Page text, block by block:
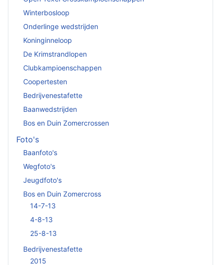
Winterbosloop
Onderlinge wedstrijden
Koninginneloop
De Krimstrandlopen
Clubkampioenschappen
Coopertesten
Bedrijvenestafette
Baanwedstrijden
Bos en Duin Zomercrossen
Foto's
Baanfoto's
Wegfoto's
Jeugdfoto's
Bos en Duin Zomercross
14-7-13
4-8-13
25-8-13
Bedrijvenestafette
2015